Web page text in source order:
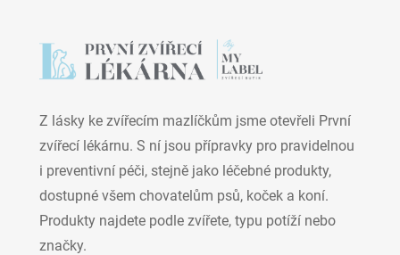
Z lásky ke zvířecím mazlíčkům jsme otevřeli První
zvířecí lékárnu. S ní jsou přípravky pro pravidelnou
i preventivní péči, stejně jako léčebné produkty,
dostupné všem chovatelům psů, koček a koní.
Produkty najdete podle zvířete, typu potíží nebo
značky.